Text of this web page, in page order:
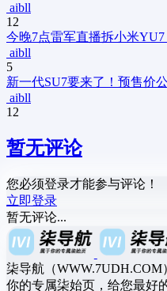
aibll
12
今晚7点雷军直播拆小米
aibll
5
新一代SU7要来了！预售价
aibll
12
暂无评论
您必须登录才能参与评论！
立即登录
暂无评论...
柒导航（
你的专属柒始页，给您最好